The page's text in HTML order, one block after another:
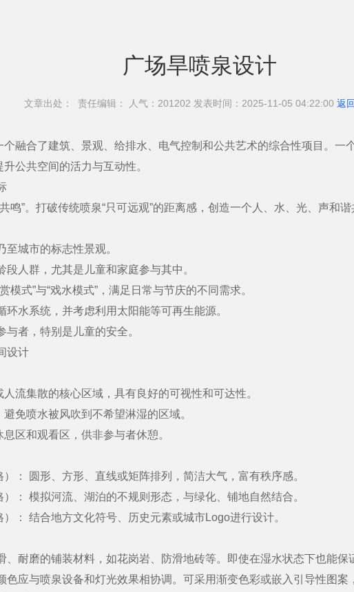
广场旱喷泉设计
文章出处： 责任编辑： 人气：201 202 发表时间：2025-11-05 04:22:00 返
个融合了建筑、景观、给排水、电气控制和公共艺术的综合性项目。一
公共空间的活力与互动性。
”。打破传统喷泉“只可远观”的距离感，创造一个人、水、光、声和谐
城市的标志性景观。
人群，尤其是儿童和家庭参与其中。
式”与“戏水模式”，满足日常与节庆的不同需求。
水系统，并考虑利用太阳能等可再生能源。
者，特别是儿童的安全。
设计
集散的核心区域，具有良好的可视性和可达性。
喷水被风吹到不希望淋湿的区域。
和观看区，供非参与者休憩。
圆形、方形、直线或矩阵排列，简洁大气，富有秩序感。
模拟河流、湖泊的不规则形态，与绿化、铺地自然结合。
结合地方文化符号、历史元素或城市Logo进行设计。
磨的铺装材料，如花岗岩、防滑地砖等。即使在湿水状态下也能保
与喷泉设备和灯光效果相协调。可采用渐变色彩或嵌入引导性图案